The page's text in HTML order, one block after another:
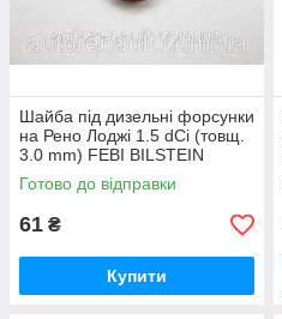
Шайба під дизельні форсунки
на Рено Лоджі 1.5 dCi (товщ.
3.0 mm) FEBI BILSTEIN
(Німеччина) 30253
Готово до відправки
61 ₴
Купити